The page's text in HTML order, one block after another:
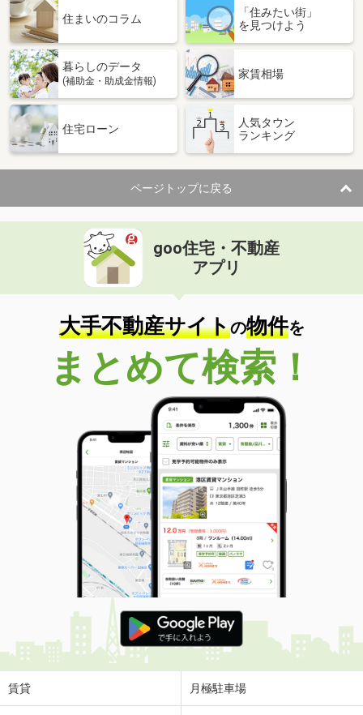
住まいのコラム
「住みたい街」
を見つけよう
暮らしのデータ
(補助金・助成金情報)
家賃相場
住宅ローン
人気タウン
ランキング
ページトップに戻る
goo住宅・不動産
アプリ
大手不動産サイトの物件を
まとめて検索！
賃貸 月極駐車場